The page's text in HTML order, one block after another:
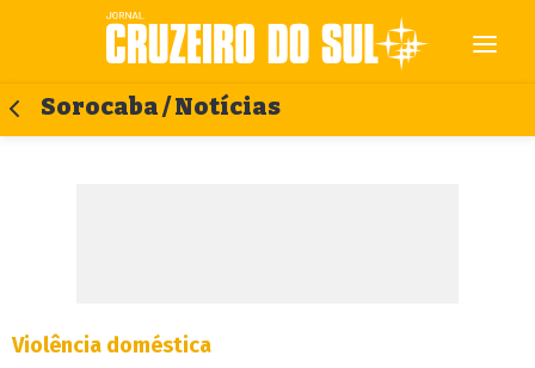
Sorocaba / Notícias
Violência doméstica